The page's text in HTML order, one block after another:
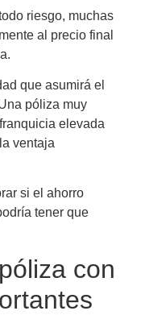
riesgo, muchas
al precio final
que asumirá el
póliza muy
elevada
ventaja
si el ahorro
tener que
con